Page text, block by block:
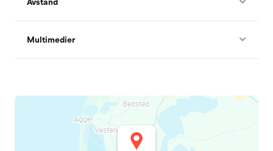
Multimedier